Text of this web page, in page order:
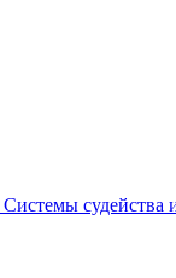
Системы судейства